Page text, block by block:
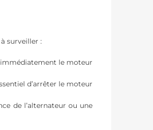
surveiller :
immédiatement le moteur
d’arrêter le moteur
de l’alternateur ou une